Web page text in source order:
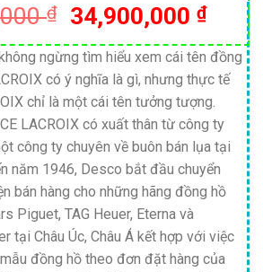
₫
Giá
gốc
là:
39,900,000 ₫.
34,900,000 ₫Giá
hiện
tại
là:
ngừng tìm hiểu xem cái tên đồng
có ý nghĩa là gì, nhưng thực tế
chỉ là một cái tên tưởng tượng.
LACROIX có xuất thân từ công ty
công ty chuyên về buôn bán lụa tại
năm 1946, Desco bắt đầu chuyển
bán hàng cho những hãng đồng hồ
Piguet, TAG Heuer, Eterna và
tại Châu Úc, Châu Á kết hợp với việc
đồng hồ theo đơn đặt hàng của